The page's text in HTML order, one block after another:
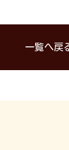
一覧へ戻